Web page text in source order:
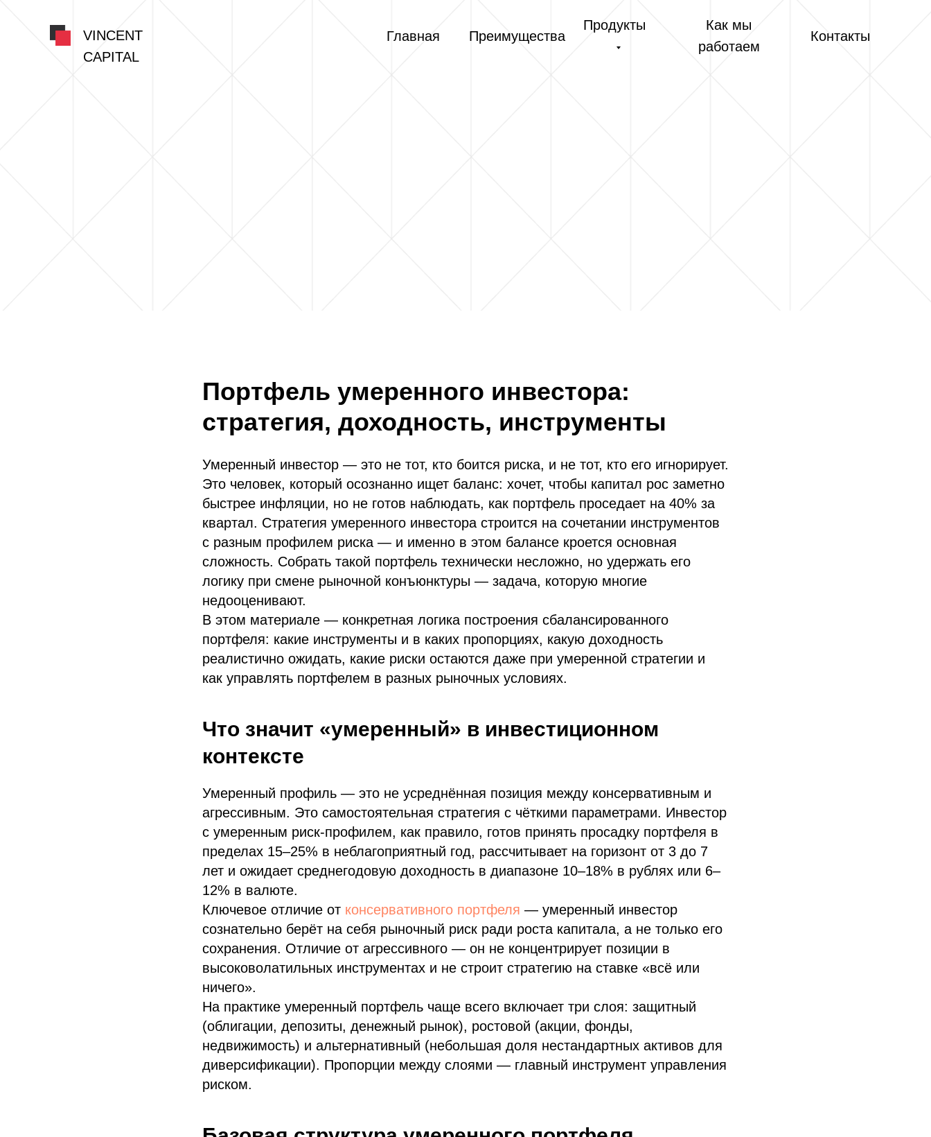
Контакты
Как мы
работаем
Продукты
Преимущества
Главная
VINCENT
CAPITAL
Портфель умеренного инвестора:
стратегия, доходность, инструменты
Умеренный инвестор — это не тот, кто боится риска, и не тот, кто его игнорирует.
Это человек, который осознанно ищет баланс: хочет, чтобы капитал рос заметно
быстрее инфляции, но не готов наблюдать, как портфель проседает на 40% за
квартал. Стратегия умеренного инвестора строится на сочетании инструментов
с разным профилем риска — и именно в этом балансе кроется основная
сложность. Собрать такой портфель технически несложно, но удержать его
логику при смене рыночной конъюнктуры — задача, которую многие
недооценивают.
В этом материале — конкретная логика построения сбалансированного
портфеля: какие инструменты и в каких пропорциях, какую доходность
реалистично ожидать, какие риски остаются даже при умеренной стратегии и
как управлять портфелем в разных рыночных условиях.
Что значит «умеренный» в инвестиционном
контексте
Умеренный профиль — это не усреднённая позиция между консервативным и
агрессивным. Это самостоятельная стратегия с чёткими параметрами. Инвестор
с умеренным риск-профилем, как правило, готов принять просадку портфеля в
пределах 15–25% в неблагоприятный год, рассчитывает на горизонт от 3 до 7
лет и ожидает среднегодовую доходность в диапазоне 10–18% в рублях или 6–
12% в валюте.
Ключевое отличие от консервативного портфеля — умеренный инвестор
сознательно берёт на себя рыночный риск ради роста капитала, а не только его
сохранения. Отличие от агрессивного — он не концентрирует позиции в
высоковолатильных инструментах и не строит стратегию на ставке «всё или
ничего».
На практике умеренный портфель чаще всего включает три слоя: защитный
(облигации, депозиты, денежный рынок), ростовой (акции, фонды,
недвижимость) и альтернативный (небольшая доля нестандартных активов для
диверсификации). Пропорции между слоями — главный инструмент управления
риском.